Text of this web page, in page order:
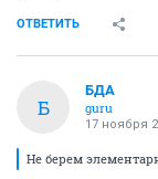
ОТВЕТИТЬ
Б
БДА
guru
17 ноября
Не берем